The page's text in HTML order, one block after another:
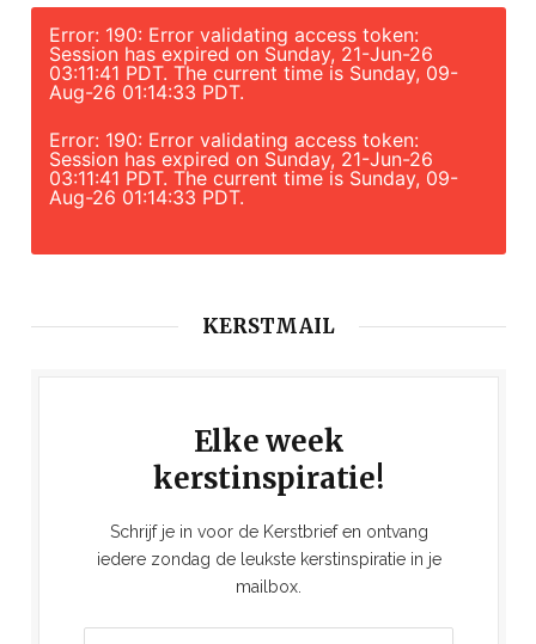
Error: 190: Error validating access token:
Session has expired on Sunday, 21-Jun-26
03:11:41 PDT. The current time is Sunday, 09-
Aug-26 01:14:33 PDT.
Error: 190: Error validating access token:
Session has expired on Sunday, 21-Jun-26
03:11:41 PDT. The current time is Sunday, 09-
Aug-26 01:14:33 PDT.
KERSTMAIL
Elke week
kerstinspiratie!
Schrijf je in voor de Kerstbrief en ontvang
iedere zondag de leukste kerstinspiratie in je
mailbox.